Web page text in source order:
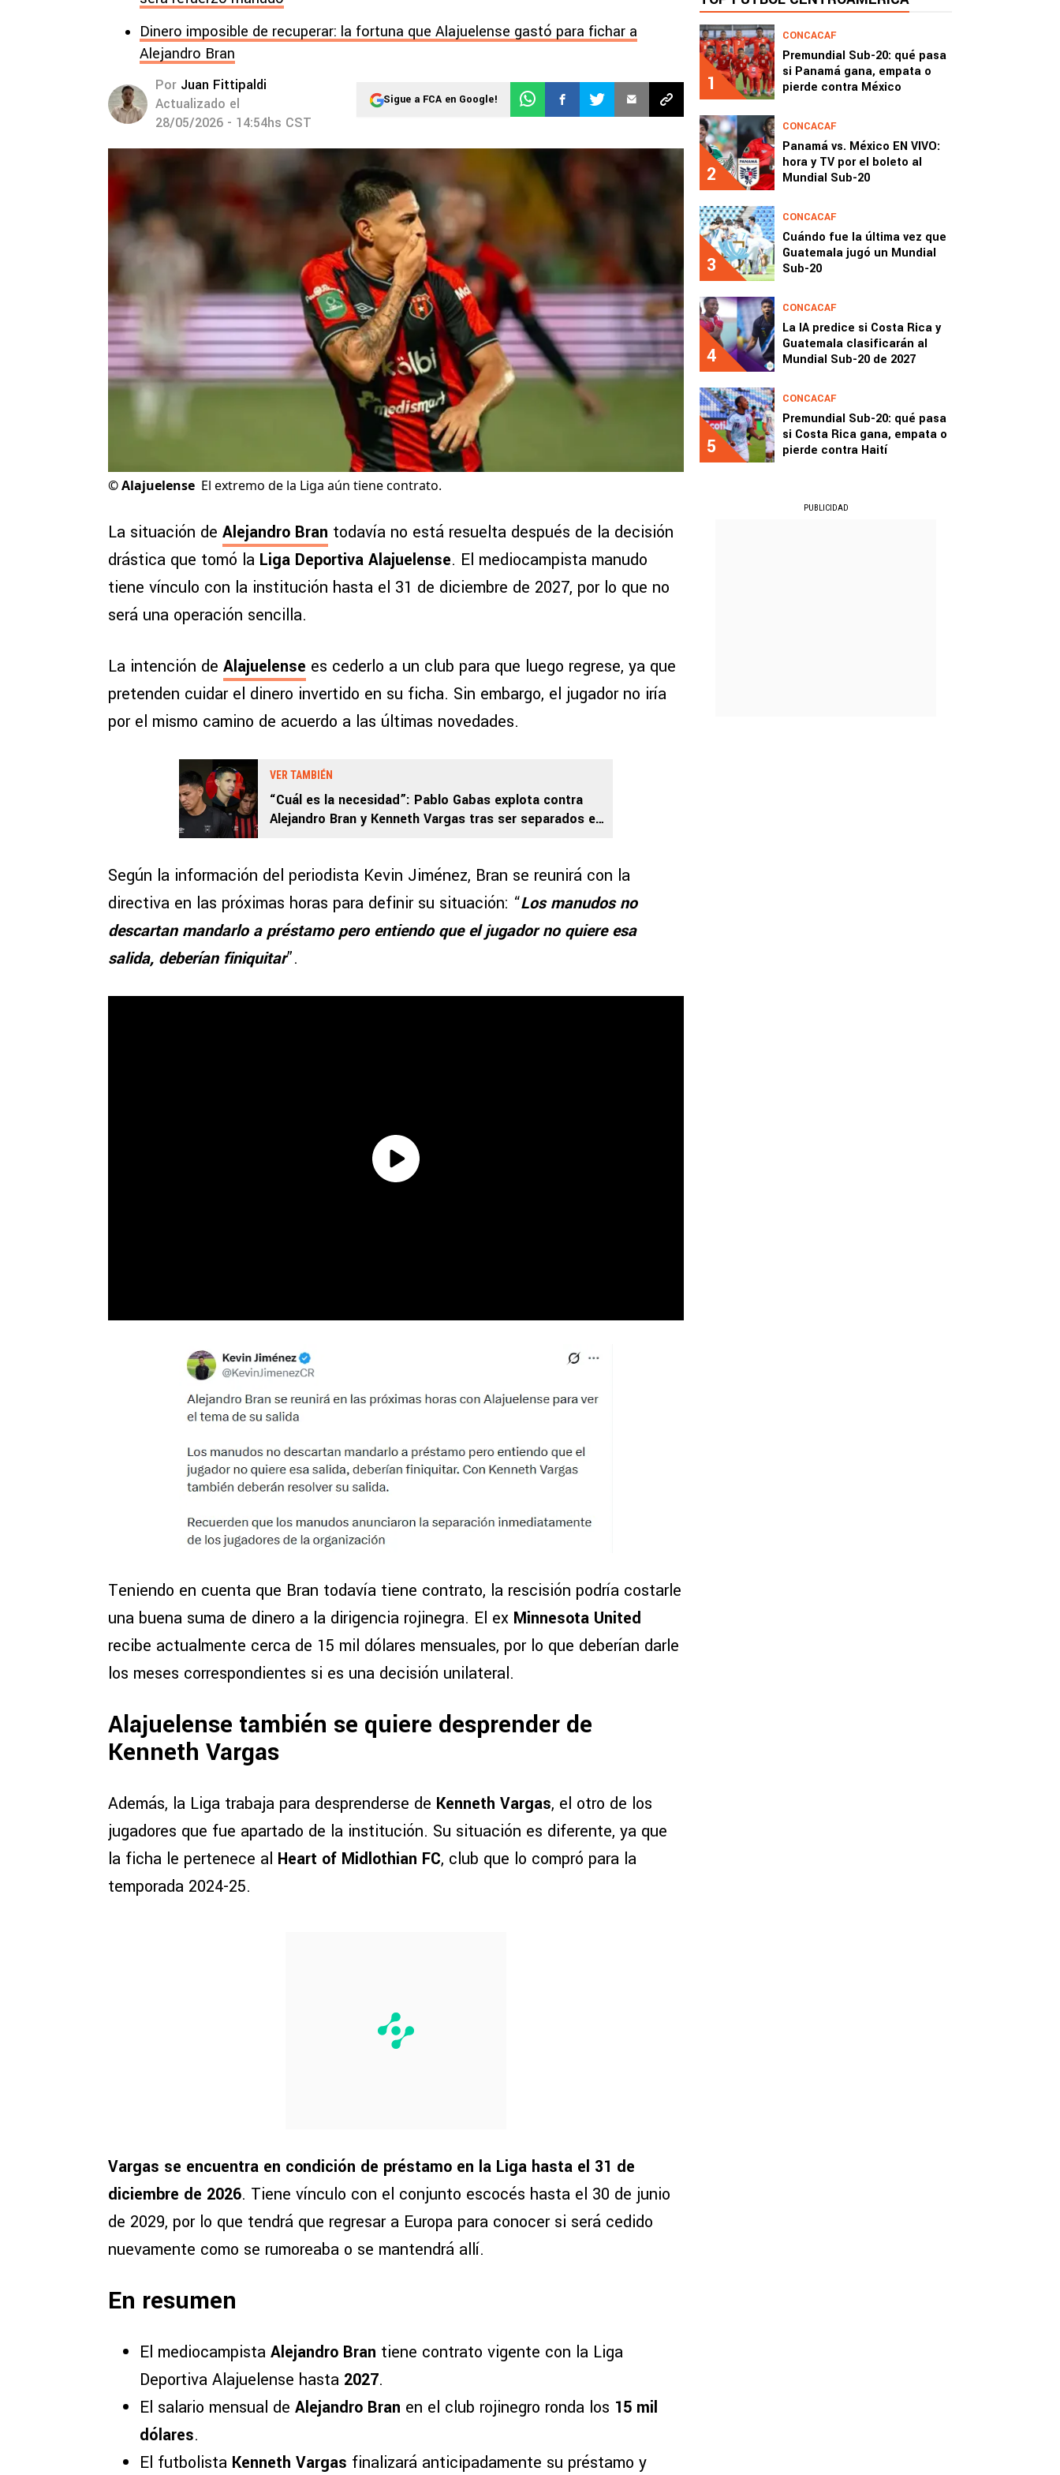
Dinero imposible de recuperar: la fortuna que Alajuelense gastó para fichar a
Alejandro Bran
Por Juan Fittipaldi
Actualizado el
28/05/2026 - 14:54hs CST
Sigue a FCA en Google!
©Alajuelense El extremo de la Liga aún tiene contrato.
La situación de Alejandro Bran todavía no está resuelta después de la decisión
drástica que tomó la Liga Deportiva Alajuelense. El mediocampista manudo
tiene vínculo con la institución hasta el 31 de diciembre de 2027, por lo que no
será una operación sencilla.
La intención de Alajuelense es cederlo a un club para que luego regrese, ya que
pretenden cuidar el dinero invertido en su ficha. Sin embargo, el jugador no iría
por el mismo camino de acuerdo a las últimas novedades.
VER TAMBIÉN
“Cuál es la necesidad”: Pablo Gabas explota contra
Alejandro Bran y Kenneth Vargas tras ser separados en
Según la información del periodista Kevin Jiménez, Bran se reunirá con la
directiva en las próximas horas para definir su situación: “Los manudos no
descartan mandarlo a préstamo pero entiendo que el jugador no quiere esa
salida, deberían finiquitar”.
Teniendo en cuenta que Bran todavía tiene contrato, la rescisión podría costarle
una buena suma de dinero a la dirigencia rojinegra. El ex Minnesota United
recibe actualmente cerca de 15 mil dólares mensuales, por lo que deberían darle
los meses correspondientes si es una decisión unilateral.
Alajuelense también se quiere desprender de
Kenneth Vargas
Además, la Liga trabaja para desprenderse de Kenneth Vargas, el otro de los
jugadores que fue apartado de la institución. Su situación es diferente, ya que
la ficha le pertenece al Heart of Midlothian FC, club que lo compró para la
temporada 2024-25.
Vargas se encuentra en condición de préstamo en la Liga hasta el 31 de
diciembre de 2026. Tiene vínculo con el conjunto escocés hasta el 30 de junio
de 2029, por lo que tendrá que regresar a Europa para conocer si será cedido
nuevamente como se rumoreaba o se mantendrá allí.
En resumen
El mediocampista Alejandro Bran tiene contrato vigente con la Liga
Deportiva Alajuelense hasta 2027.
El salario mensual de Alejandro Bran en el club rojinegro ronda los 15 mil
dólares.
El futbolista Kenneth Vargas finalizará anticipadamente su préstamo y
1
CONCACAF
Premundial Sub-20: qué pasa
si Panamá gana, empata o
pierde contra México
2
CONCACAF
Panamá vs. México EN VIVO:
hora y TV por el boleto al
Mundial Sub-20
3
CONCACAF
Cuándo fue la última vez que
Guatemala jugó un Mundial
Sub-20
4
CONCACAF
La IA predice si Costa Rica y
Guatemala clasificarán al
Mundial Sub-20 de 2027
5
CONCACAF
Premundial Sub-20: qué pasa
si Costa Rica gana, empata o
pierde contra Haití
PUBLICIDAD